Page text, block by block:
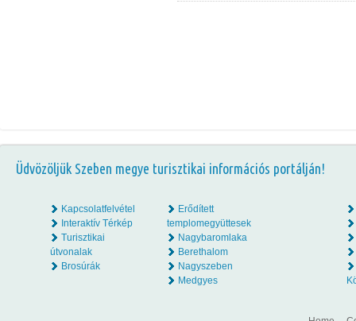
Üdvözöljük Szeben megye turisztikai információs portálján!
Kapcsolatfelvétel
Interaktív Térkép
Turisztikai
útvonalak
Brosúrák
Erődített
templomegyüttesek
Nagybaromlaka
Berethalom
Nagyszeben
Medgyes